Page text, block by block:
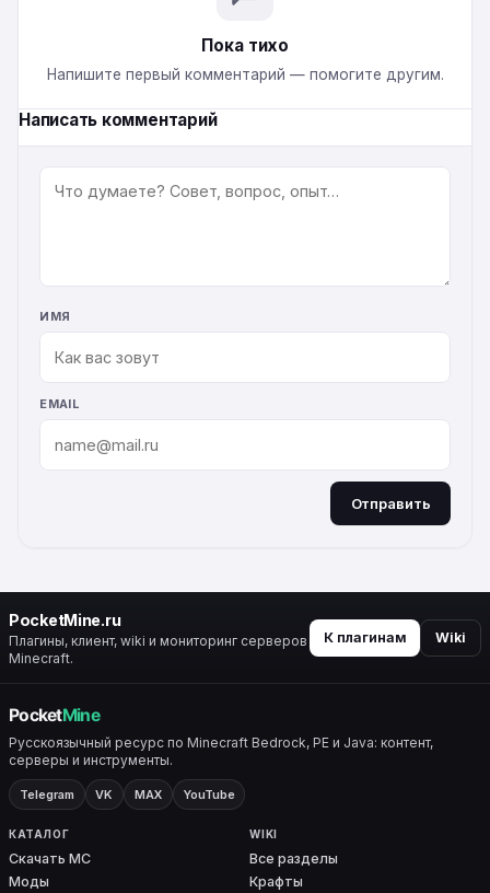
Пока тихо
Напишите первый комментарий — помогите другим.
Написать комментарий
КОММЕНТАРИЙ
ИМЯ
EMAIL
Отправить
PocketMine.ru
Плагины, клиент, wiki и мониторинг серверов
Minecraft.
К плагинам Wiki
Русскоязычный ресурс по Minecraft Bedrock, PE и Java: контент,
серверы и инструменты.
Telegram VK MAX YouTube
КАТАЛОГ
Скачать MC
Моды
WIKI
Все разделы
Крафты